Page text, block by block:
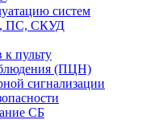
систем
ПС, СКУД
пульту
(ПЦН)
сигнализации
СБ